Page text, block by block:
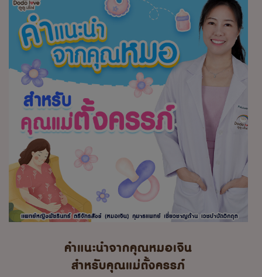
คำแนะนำจากคุณหมอเจิน
สำหรับคุณแม่ตั้งครรภ์